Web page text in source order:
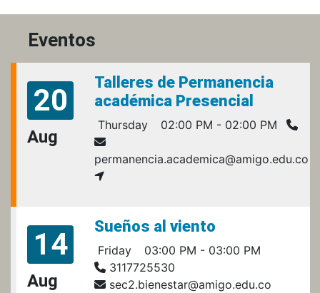
Eventos
20
Aug
Talleres de Permanencia
académica Presencial
Thursday 02:00 PM - 02:00 PM
permanencia.academica@amigo.edu.co
14
Aug
Sueños al viento
Friday
03:00 PM - 03:00 PM
3117725530
sec2.bienestar@amigo.edu.co